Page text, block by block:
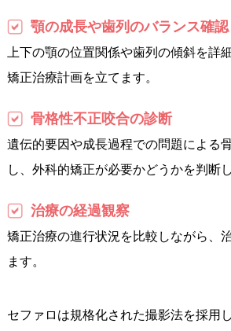
顎の成長や歯列のバランス確認
上下の顎の位置関係や歯列の傾斜を詳
矯正治療計画を立てます。
骨格性不正咬合の診断
遺伝的要因や成長過程での問題による
し、外科的矯正が必要かどうかを判断し
治療の経過観察
矯正治療の進行状況を比較しながら、
ます。
セファロは規格化された撮影法を採用